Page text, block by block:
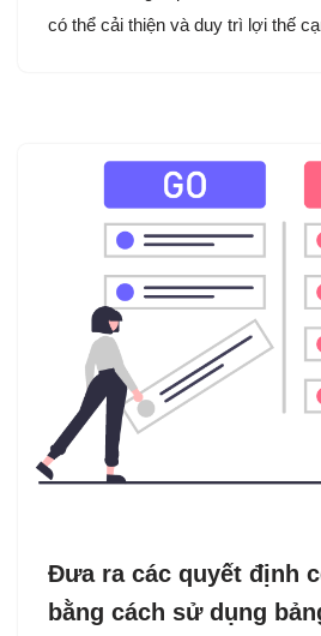
có thể cải thiện và duy trì lợi thế
Đưa ra các quyết định
bằng cách sử dụng